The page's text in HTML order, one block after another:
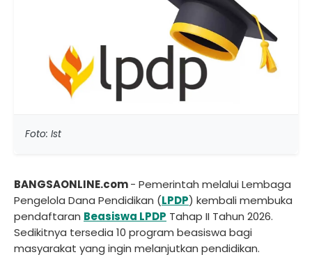
Foto: Ist
BANGSAONLINE.com- Pemerintah melalui Lembaga
Pengelola Dana Pendidikan (LPDP) kembali membuka
pendaftaran Beasiswa LPDP Tahap II Tahun 2026.
Sedikitnya tersedia 10 program beasiswa bagi
masyarakat yang ingin melanjutkan pendidikan.